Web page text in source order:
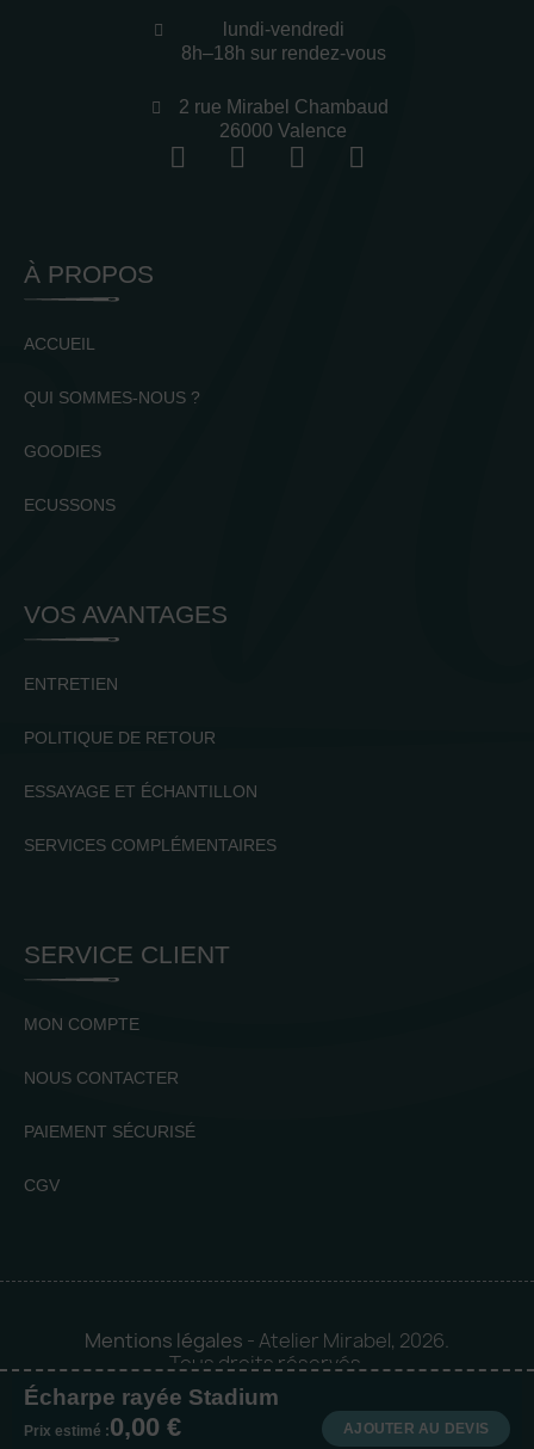
Écharpe rayée Stadium
Prix estimé :0,00 € AJOUTER AU DEVIS
lundi-vendredi
8h–18h sur rendez-vous
2 rue Mirabel Chambaud
26000 Valence
À PROPOS
ACCUEIL
QUI SOMMES-NOUS ?
GOODIES
ECUSSONS
VOS AVANTAGES
ENTRETIEN
POLITIQUE DE RETOUR
ESSAYAGE ET ÉCHANTILLON
SERVICES COMPLÉMENTAIRES
SERVICE CLIENT
MON COMPTE
NOUS CONTACTER
PAIEMENT SÉCURISÉ
CGV
Mentions légales - Atelier Mirabel, 2026.
Tous droits réservés.
Mise en orbite 🪐 byLogia |
Agence web et communication